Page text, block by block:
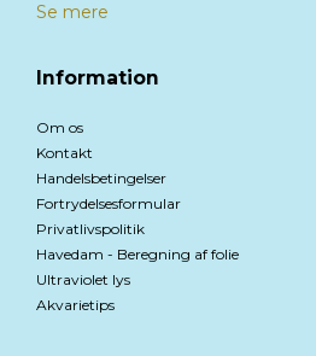
Se mere
Information
Om os
Kontakt
Handelsbetingelser
Fortrydelsesformular
Privatlivspolitik
Havedam - Beregning af folie
Ultraviolet lys
Akvarietips